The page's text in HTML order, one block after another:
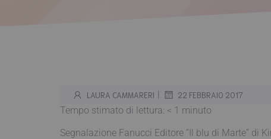
LAURA CAMMARERI | 22 FEBBRAIO 2017
Tempo stimato di lettura: < 1 minuto
Segnalazione Fanucci Editore “Il blu di Marte” di